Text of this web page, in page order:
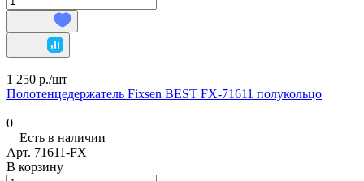
1 250 р./шт
Полотенцедержатель Fixsen BEST FX-71611 полукольцо
0
Есть в наличии
Арт. 71611-FX
В корзину